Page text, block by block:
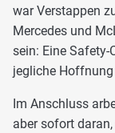
war Verstappen
Mercedes und
sein: Eine Safety-
jegliche
Im Anschluss
aber sofort